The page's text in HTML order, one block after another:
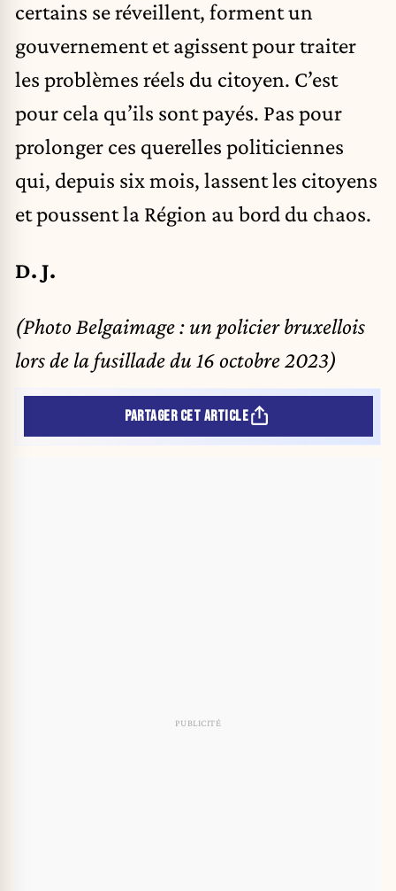
certains se réveillent, forment un
gouvernement et agissent pour traiter
les problèmes réels du citoyen. C’est
pour cela qu’ils sont payés. Pas pour
prolonger ces querelles politiciennes
qui, depuis six mois, lassent les citoyens
et poussent la Région au bord du chaos.
D. J.
(Photo Belgaimage : un policier bruxellois
lors de la fusillade du 16 octobre 2023)
PARTAGER CET ARTICLE